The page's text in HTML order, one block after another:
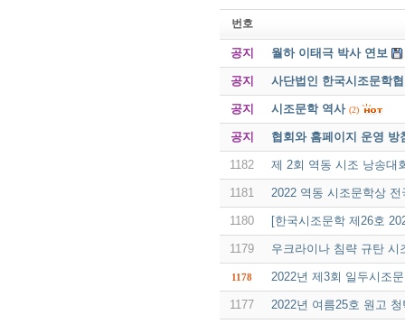
번호
공지 월하 이태극 박사 연보
공지 사단법인 한국시조문학
공지 시조문학 역사 (2)
공지 협회와 홈페이지 운영 방
1182 제 2회 역동 시조 낭송대
1181 2022 역동 시조문학상 전
1180 [한국시조문학 제26호
1179 우크라이나 침략 규탄 시
1178 2022년 제3회 일두시조
1177 2022년 여름25호 원고 청